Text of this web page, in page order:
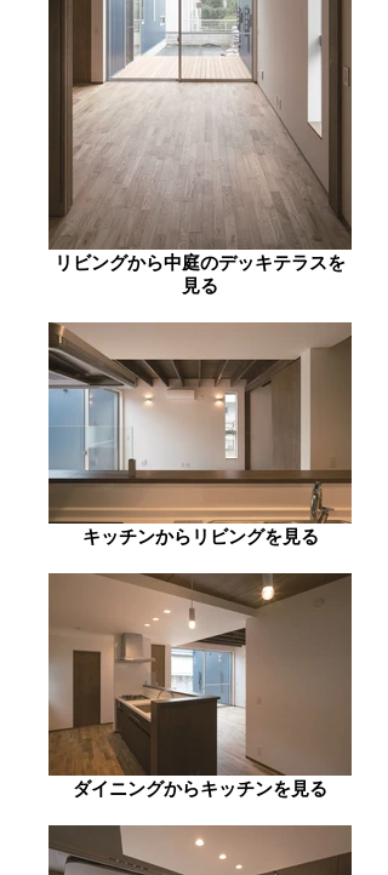
リビングから中庭のデッキテラスを
見る
キッチンからリビングを見る
ダイニングからキッチンを見る